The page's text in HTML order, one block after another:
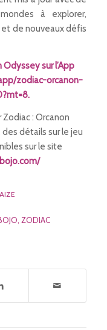
à explorer,
de nouveaux défis
Odysseysur l’App
zodiac-orcanon-
.
Zodiac : Orcanon
détails sur le jeu
sur le site
, ZODIAC